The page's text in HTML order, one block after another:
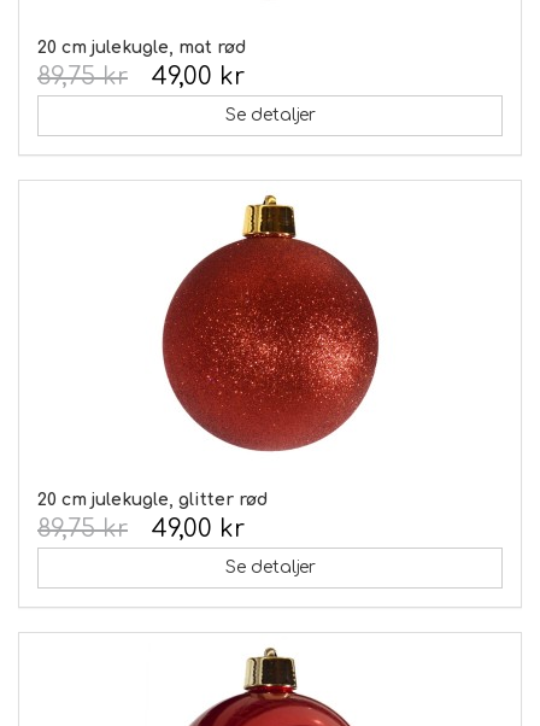
20 cm julekugle, mat rød
49,00 kr
89,75 kr
Se detaljer
20 cm julekugle, glitter rød
49,00 kr
89,75 kr
Se detaljer